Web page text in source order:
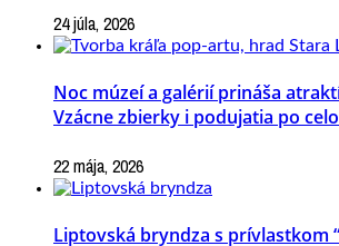
24 júla, 2026
Noc múzeí a galérií prináša
Vzácne zbierky i podujatia po
22 mája, 2026
Liptovská bryndza s prívlastkom